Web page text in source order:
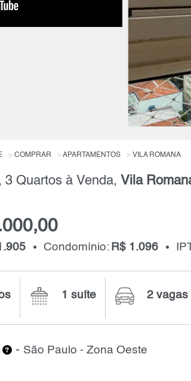
COMPRAR APARTAMENTOS VILA ROMANA
3 Quartos à Venda, Vila
Condomínio: R$ 1.096
1 suíte 2 vagas
- São Paulo - Zona Oeste